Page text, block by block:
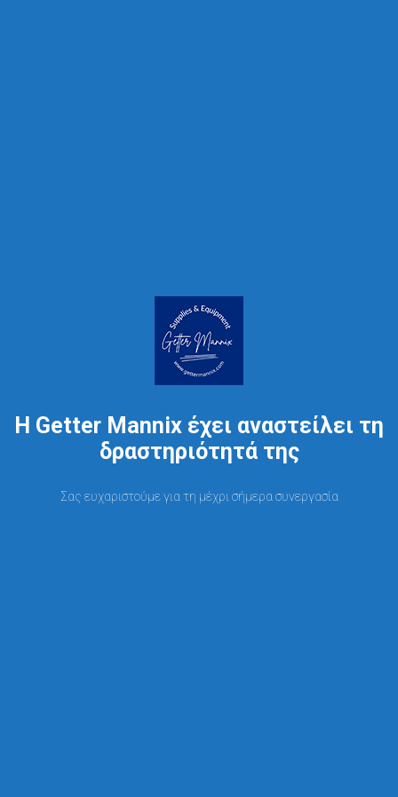
Η Getter Mannix έχει αναστείλει τη
δραστηριότητά της
Σας ευχαριστούμε για τη μέχρι σήμερα συνεργασία